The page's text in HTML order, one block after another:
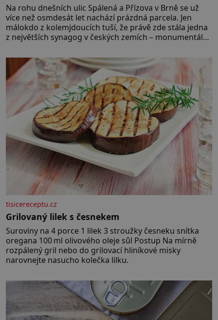
Na rohu dnešních ulic Spálená a Přízova v Brně se už
více než osmdesát let nachází prázdná parcela. Jen
málokdo z kolemjdoucích tuší, že právě zde stála jedna
z největších synagog v českých zemích – monumentální
a prosperující židovské komunity. Brněnská Velká
synagoga byla slavnostně otevřena v roce
tisicereceptu.cz
Grilovaný lilek s česnekem
Suroviny na 4 porce 1 lilek 3 stroužky česneku snítka
oregana 100 ml olivového oleje sůl Postup Na mírně
rozpálený gril nebo do grilovací hliníkové misky
narovnejte nasucho kolečka lilku.